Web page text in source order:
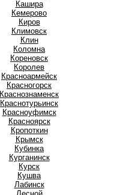
Кашира
Кемерово
Киров
Климовск
Клин
Коломна
Кореновск
Королев
Красноармейск
Красногорск
Краснознаменск
Краснотурьинск
Красноуфимск
Красноярск
Кропоткин
Крымск
Кубинка
Курганинск
Курск
Кушва
Лабинск